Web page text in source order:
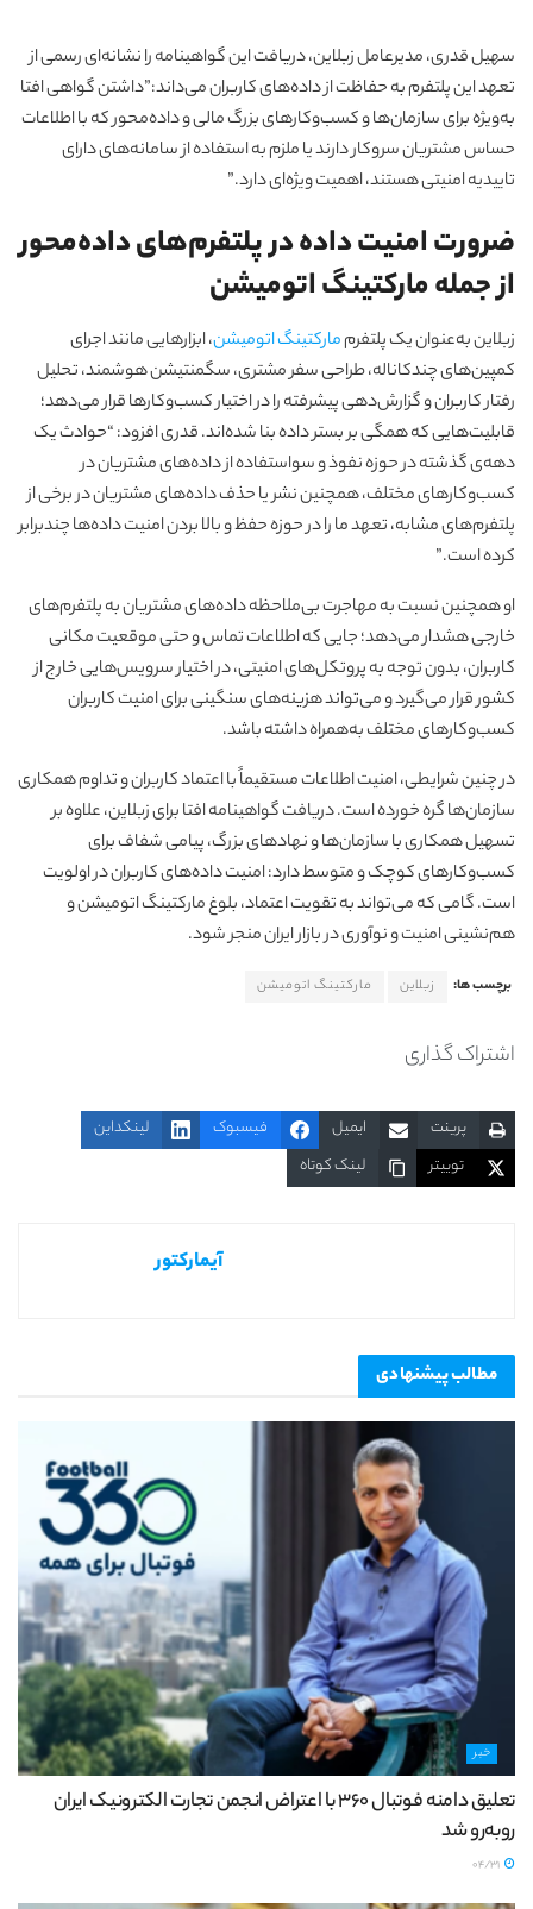
سهیل قدری، مدیرعامل زبلاین، دریافت این گواهینامه را نشانه‌ای رسمی از
تعهد این پلتفرم به حفاظت از داده‌های کاربران می‌داند:”داشتن گواهی افتا
به‌ویژه برای سازمان‌ها و کسب‌وکارهای بزرگ مالی و داده‌محور که با اطلاعات
حساس مشتریان سروکار دارند یا ملزم به استفاده از سامانه‌های دارای
تاییدیه امنیتی هستند، اهمیت ویژه‌ای دارد.”
ضرورت امنیت داده در پلتفرم‌های داده‌محور
از جمله مارکتینگ اتومیشن
زبلاین به‌عنوان یک پلتفرممارکتینگ اتومیشن، ابزارهایی مانند اجرای
کمپین‌های چندکاناله، طراحی سفر مشتری، سگمنتیشن هوشمند، تحلیل
رفتار کاربران و گزارش‌دهی پیشرفته را در اختیار کسب‌وکارها قرار می‌دهد؛
قابلیت‌هایی که همگی بر بستر داده بنا شده‌اند. قدری افزود: “حوادث یک
دهه‌ی گذشته در حوزه نفوذ و سواستفاده از داده‌های مشتریان در
کسب‌وکارهای مختلف، همچنین نشر یا حذف داده‌های مشتریان در برخی از
پلتفرم‌های مشابه، تعهد ما را در حوزه حفظ و بالا بردن امنیت داده‌ها چندبرابر
کرده است.”
او همچنین نسبت به مهاجرت بی‌ملاحظه داده‌های مشتریان به پلتفرم‌های
خارجی هشدار می‌دهد؛ جایی که اطلاعات تماس و حتی موقعیت مکانی
کاربران، بدون توجه به پروتکل‌های امنیتی، در اختیار سرویس‌هایی خارج از
کشور قرار می‌گیرد و می‌تواند هزینه‌های سنگینی برای امنیت کاربران
کسب‌وکارهای مختلف به‌همراه داشته باشد.
در چنین شرایطی، امنیت اطلاعات مستقیماً با اعتماد کاربران و تداوم همکاری
سازمان‌ها گره خورده است. دریافت گواهینامه افتا برای زبلاین، علاوه بر
تسهیل همکاری با سازمان‌ها و نهادهای بزرگ، پیامی شفاف برای
کسب‌وکارهای کوچک و متوسط دارد: امنیت داده‌های کاربران در اولویت
است. گامی که می‌تواند به تقویت اعتماد، بلوغ مارکتینگ اتومیشن و
هم‌نشینی امنیت و نوآوری در بازار ایران منجر شود.
برچسب ها: زبلاین مارکتینگ اتومیشن
اشتراک گذاری
پرینت ایمیل فیسبوک
لینکداین
توییتر
لینک کوتاه
آیمارکتور
مطالبپیشنهادی
خبر
تعلیق دامنه فوتبال ۳۶۰ با اعتراض انجمن تجارت الکترونیک ایران
روبه‌رو شد